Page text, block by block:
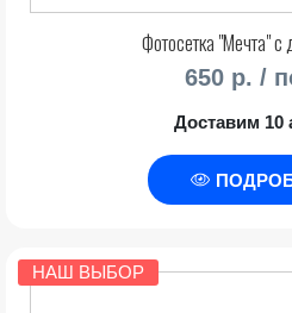
Фотосетка "Мечта"
650 р. /
Доставим 10
НАШ ВЫБОР